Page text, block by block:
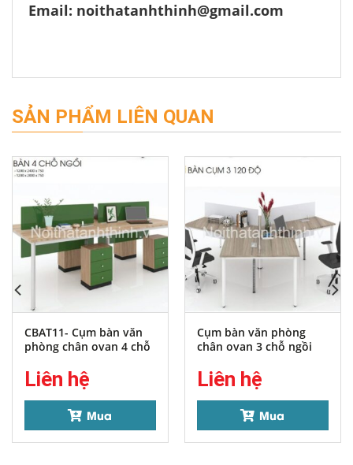
Email: noithatanhthinh@gmail.com
SẢN PHẨM LIÊN QUAN
CBAT11- Cụm bàn văn
phòng chân ovan 4 chỗ
Liên hệ
Mua
Cụm bàn văn phòng
chân ovan 3 chỗ ngồi
Liên hệ
Mua